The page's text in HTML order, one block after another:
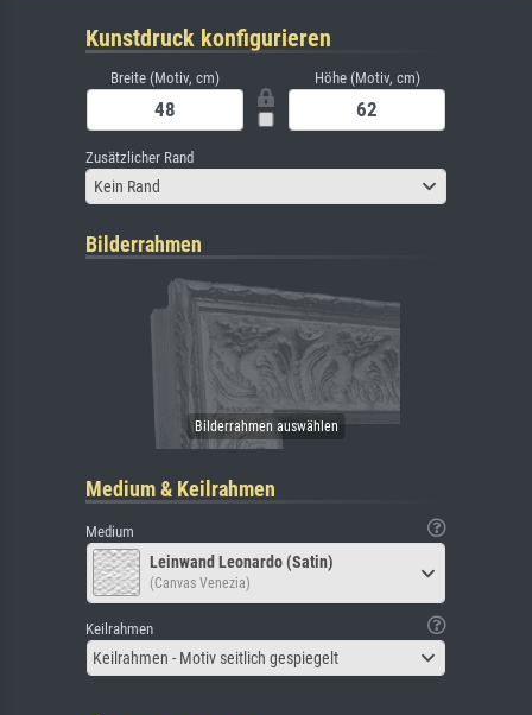
Kunstdruck konfigurieren
Breite (Motiv, cm) Höhe (Motiv, cm)
Zusätzlicher Rand
Kein Rand
Bilderrahmen
Medium & Keilrahmen
Medium
Leinwand Leonardo (Satin)
(Canvas Venezia)
Keilrahmen
Keilrahmen - Motiv seitlich gespiegelt